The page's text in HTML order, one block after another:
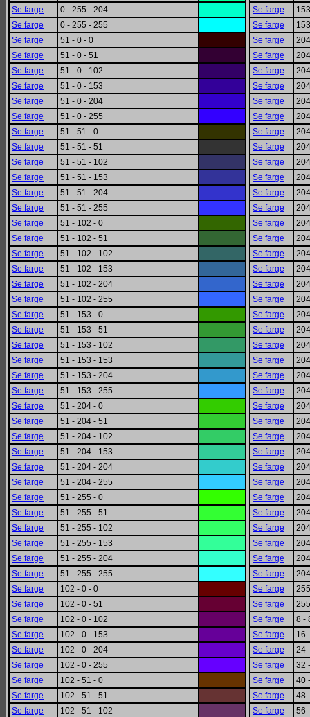
Se farge
0 - 255 - 204
Se farge
0 - 255 - 255
Se farge
51 - 0 - 0
Se farge
51 - 0 - 51
Se farge
51 - 0 - 102
Se farge
51 - 0 - 153
Se farge
51 - 0 - 204
Se farge
51 - 0 - 255
Se farge
51 - 51 - 0
Se farge
51 - 51 - 51
Se farge
51 - 51 - 102
Se farge
51 - 51 - 153
Se farge
51 - 51 - 204
Se farge
51 - 51 - 255
Se farge
51 - 102 - 0
Se farge
51 - 102 - 51
Se farge
51 - 102 - 102
Se farge
51 - 102 - 153
Se farge
51 - 102 - 204
Se farge
51 - 102 - 255
Se farge
51 - 153 - 0
Se farge
51 - 153 - 51
Se farge
51 - 153 - 102
Se farge
51 - 153 - 153
Se farge
51 - 153 - 204
Se farge
51 - 153 - 255
Se farge
51 - 204 - 0
Se farge
51 - 204 - 51
Se farge
51 - 204 - 102
Se farge
51 - 204 - 153
Se farge
51 - 204 - 204
Se farge
51 - 204 - 255
Se farge
51 - 255 - 0
Se farge
51 - 255 - 51
Se farge
51 - 255 - 102
Se farge
51 - 255 - 153
Se farge
51 - 255 - 204
Se farge
51 - 255 - 255
Se farge
102 - 0 - 0
Se farge
102 - 0 - 51
Se farge
102 - 0 - 102
Se farge
102 - 0 - 153
Se farge
102 - 0 - 204
Se farge
102 - 0 - 255
Se farge
102 - 51 - 0
Se farge
102 - 51 - 51
Se farge
102 - 51 - 102
Se farge
Se farge
Se farge
Se farge
Se farge
Se farge
Se farge
Se farge
Se farge
Se farge
Se farge
Se farge
Se farge
Se farge
Se farge
Se farge
Se farge
Se farge
Se farge
Se farge
Se farge
Se farge
Se farge
Se farge
Se farge
Se farge
Se farge
Se farge
Se farge
Se farge
Se farge
Se farge
Se farge
Se farge
Se farge
Se farge
Se farge
Se farge
Se farge
Se farge
Se farge
8 -
Se farge
16
Se farge
24
Se farge
32
Se farge
40
Se farge
48
Se farge
56